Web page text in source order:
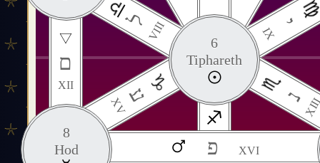
י
IX
ל
VIII
ם
XII
6
Tiphareth
נ ע
XV
8
Hod
פ XVI